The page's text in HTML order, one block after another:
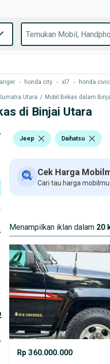
- honda city - xl7 - honda civic
Utara / Mobil Bekas dalam
di Binjai Utara
Jeep Daihatsu
Cek Harga
Cari tau harga
Menampilkan iklan dalam 20
Rp 360.000.000